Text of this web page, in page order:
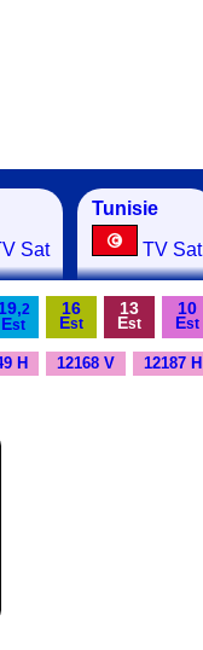
Sat
Tunisie
TV Sat
19,2
Est
16
Est
13
Est
10
Est
H 12168 V 12187 H